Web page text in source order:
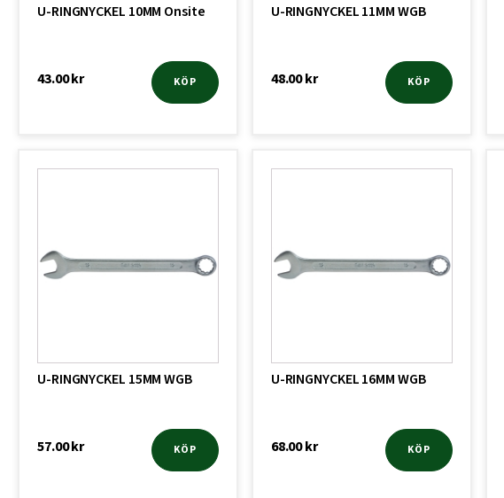
U-RINGNYCKEL 10MM Onsite
43.00kr KÖP
U-RINGNYCKEL 11MM WGB
48.00kr KÖP
U-RINGNYCKEL 15MM WGB
57.00kr KÖP
U-RINGNYCKEL 16MM WGB
68.00kr KÖP